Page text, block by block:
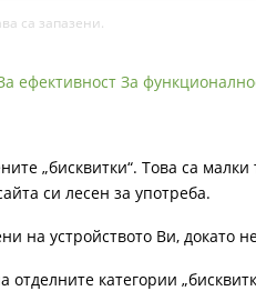
са запазени.
ефективност За
„бисквитки“. Това са
си лесен за употреба.
на устройството Ви,
отделните категории